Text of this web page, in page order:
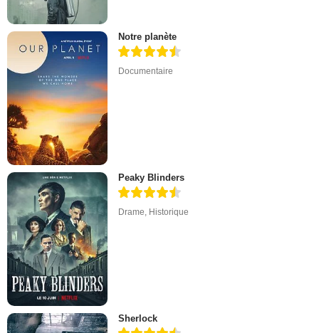
Notre planète
Documentaire
Peaky Blinders
Drame, Historique
Sherlock